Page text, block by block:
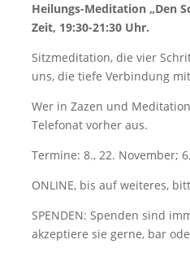
Heilungs-Meditation „Den
Zeit, 19:30-21:30 Uhr.
Sitzmeditation, die vier
uns, die tiefe Verbindung
Wer in Zazen und
Telefonat vorher aus.
Termine: 8., 22. November;
ONLINE, bis auf weiteres,
SPENDEN: Spenden sind
akzeptiere sie gerne, bar